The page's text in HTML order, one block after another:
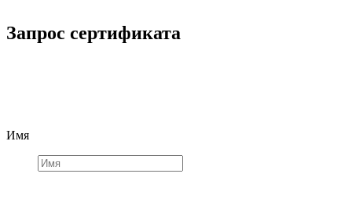
Запрос сертификата
Имя